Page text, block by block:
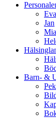
Eva
Jan
Mia
Barn- &